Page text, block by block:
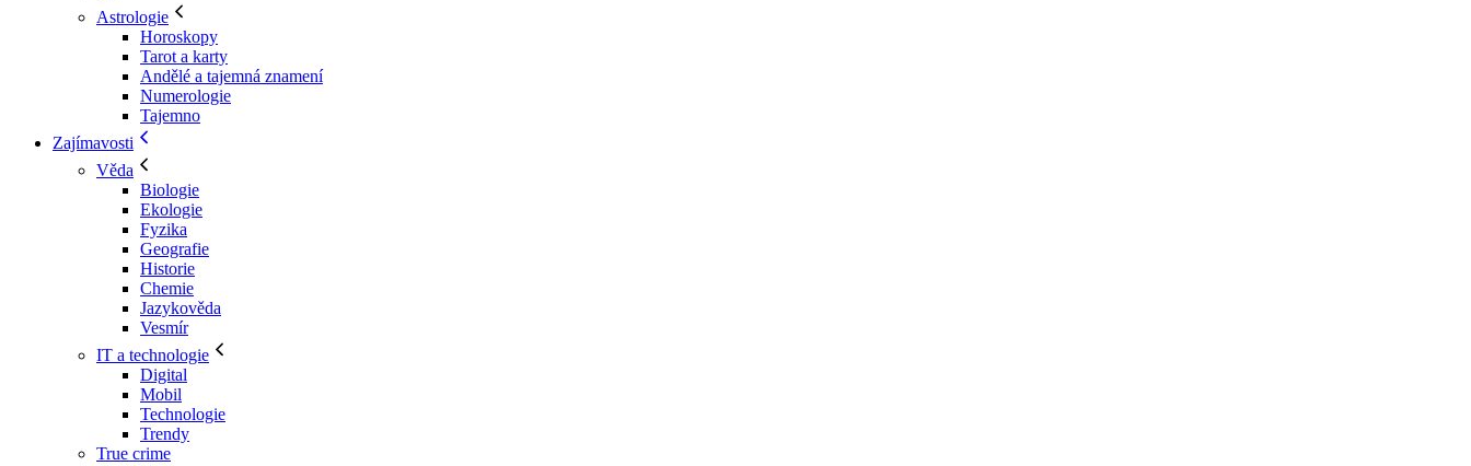
Astrologie
Horoskopy
Tarot a karty
Andělé a tajemná znamení
Numerologie
Tajemno
Zajímavosti
Věda
Biologie
Ekologie
Fyzika
Geografie
Historie
Chemie
Jazykověda
Vesmír
IT a technologie
Digital
Mobil
Technologie
Trendy
True crime